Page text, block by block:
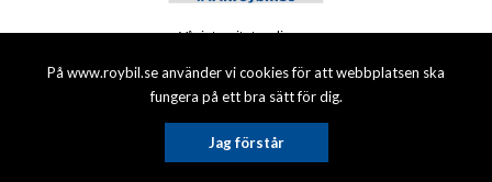
På www.roybil.se använder vi cookies för att webbplatsen ska
fungera på ett bra sätt för dig.
Jag förstår
© 2026 Roy Andersson Bilbolaget AB. All rights reserved.
Vår integritetspolicy